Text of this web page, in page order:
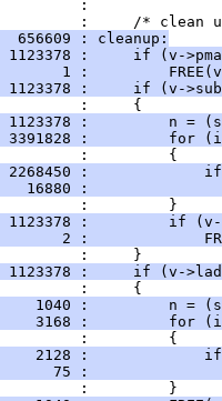
:
:     /* clean
656609 : cleanup:
1123378 :     if (v-
1 :
1123378 :     if (v-
:     {
1123378 :         n =
3391828 :         for
:         {
2268450 :
16880 :
:         }
1123378 :         if
2 :
:     }
1123378 :     if (v-
:     {
1040 :         n =
3168 :         for
:         {
2128 :
75 :
:         }